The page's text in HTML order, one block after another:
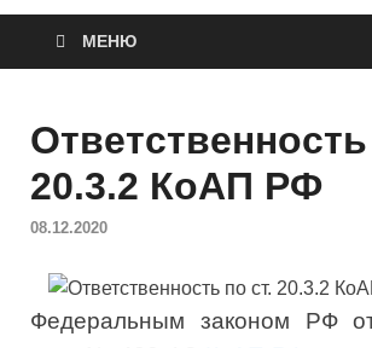
МЕНЮ
Ответственность
20.3.2 КоАП РФ
08.12.2020
Федеральным законом РФ